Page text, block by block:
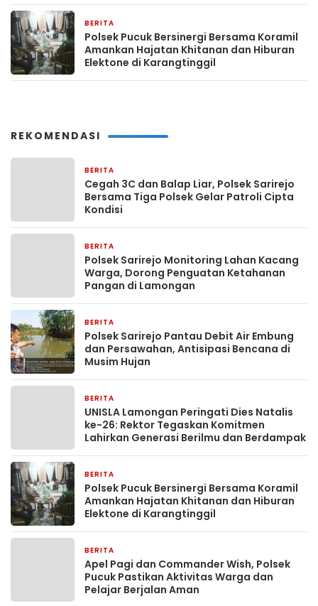
BERITA
Polsek Pucuk Bersinergi Bersama Koramil
Amankan Hajatan Khitanan dan Hiburan
Elektone di Karangtinggil
REKOMENDASI
BERITA
Cegah 3C dan Balap Liar, Polsek Sarirejo
Bersama Tiga Polsek Gelar Patroli Cipta
Kondisi
BERITA
Polsek Sarirejo Monitoring Lahan Kacang
Warga, Dorong Penguatan Ketahanan
Pangan di Lamongan
BERITA
Polsek Sarirejo Pantau Debit Air Embung
dan Persawahan, Antisipasi Bencana di
Musim Hujan
BERITA
UNISLA Lamongan Peringati Dies Natalis
ke-26: Rektor Tegaskan Komitmen
Lahirkan Generasi Berilmu dan Berdampak
BERITA
Polsek Pucuk Bersinergi Bersama Koramil
Amankan Hajatan Khitanan dan Hiburan
Elektone di Karangtinggil
BERITA
Apel Pagi dan Commander Wish, Polsek
Pucuk Pastikan Aktivitas Warga dan
Pelajar Berjalan Aman